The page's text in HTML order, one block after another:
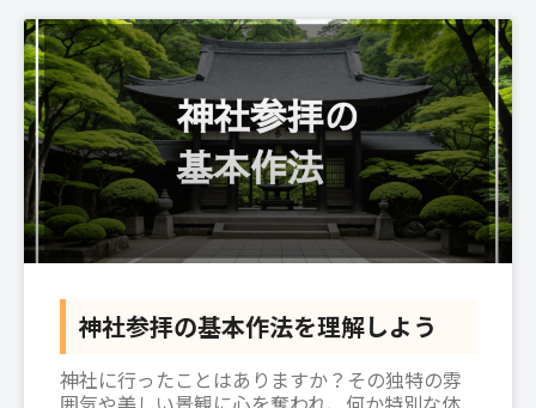
神社参拝の基本作法を理解しよう
神社に行ったことはありますか？その独特の雰